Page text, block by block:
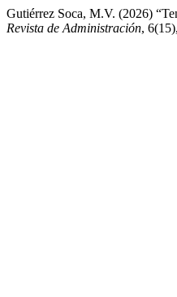
Gutiérrez Soca, M.V. (2026)
Revista de Administración,